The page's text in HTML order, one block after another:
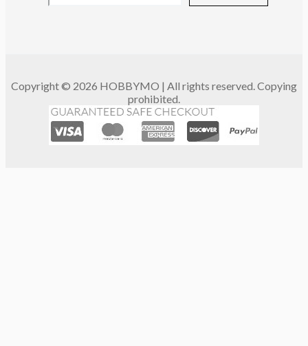
Copyright © 2026 HOBBYMO | All rights reserved. Copying
prohibited.